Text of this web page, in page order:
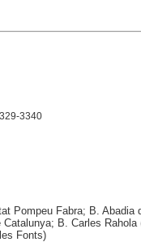
3340
Pompeu Fabra; B. Abadia
B. Carles Rahola
Fonts)